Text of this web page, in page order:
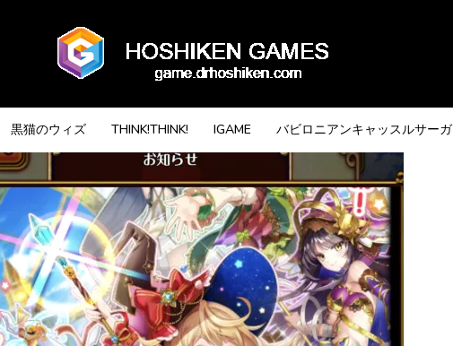
黒猫のウィズ THINK!THINK! IGAME バビロニアンキャッスルサーガ